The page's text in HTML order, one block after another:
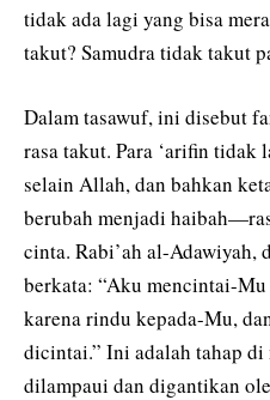
tidak ada lagi yang bisa
takut? Samudra tidak takut
Dalam tasawuf, ini disebut
rasa takut. Para ‘arifin tidak
selain Allah, dan bahkan
berubah menjadi
cinta. Rabi’ah al-Adawiyah,
berkata: “Aku mencintai-
karena rindu kepada-Mu,
dicintai.” Ini adalah tahap di
dilampaui dan digantikan